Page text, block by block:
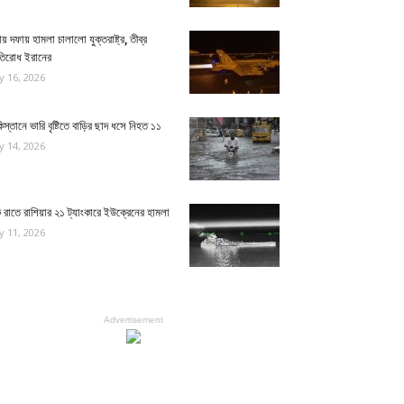
দফায় হামলা চালালো যুক্তরাষ্ট্র, তীব্র
ইরানের
16, 2026
ভারি বৃষ্টিতে বাড়ির ছাদ ধসে নিহত ১১
14, 2026
রাশিয়ার ২১ ট্যাংকারে ইউক্রেনের হামলা
11, 2026
Advertisement